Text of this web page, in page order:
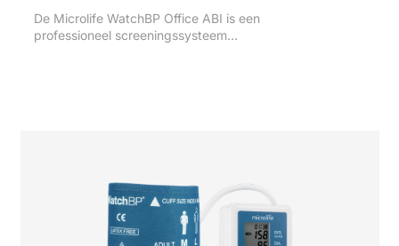
De Microlife WatchBP Office ABI is een
professioneel screeningssysteem…